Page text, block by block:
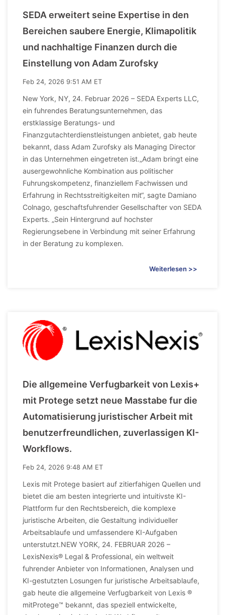
SEDA erweitert seine Expertise in den
Bereichen saubere Energie, Klimapolitik
und nachhaltige Finanzen durch die
Einstellung von Adam Zurofsky
Feb 24, 2026 9:51 AM ET
New York, NY, 24. Februar 2026 – SEDA Experts LLC,
ein fuhrendes Beratungsunternehmen, das
erstklassige Beratungs- und
Finanzgutachterdienstleistungen anbietet, gab heute
bekannt, dass Adam Zurofsky als Managing Director
in das Unternehmen eingetreten ist.„Adam bringt eine
ausergewohnliche Kombination aus politischer
Fuhrungskompetenz, finanziellem Fachwissen und
Erfahrung in Rechtsstreitigkeiten mit“, sagte Damiano
Colnago, geschaftsfuhrender Gesellschafter von SEDA
Experts. „Sein Hintergrund auf hochster
Regierungsebene in Verbindung mit seiner Erfahrung
in der Beratung zu komplexen.
Weiterlesen >>
Die allgemeine Verfugbarkeit von Lexis+
mit Protege setzt neue Masstabe fur die
Automatisierung juristischer Arbeit mit
benutzerfreundlichen, zuverlassigen KI-
Workflows.
Feb 24, 2026 9:48 AM ET
Lexis mit Protege basiert auf zitierfahigen Quellen und
bietet die am besten integrierte und intuitivste KI-
Plattform fur den Rechtsbereich, die komplexe
juristische Arbeiten, die Gestaltung individueller
Arbeitsablaufe und umfassendere KI-Aufgaben
unterstutzt.NEW YORK, 24. FEBRUAR 2026 –
LexisNexis® Legal & Professional, ein weltweit
fuhrender Anbieter von Informationen, Analysen und
KI-gestutzten Losungen fur juristische Arbeitsablaufe,
gab heute die allgemeine Verfugbarkeit von Lexis ®
mitProtege™ bekannt, das speziell entwickelte,